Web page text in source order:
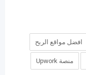
افضل مواقع الربح
منصة Upwork